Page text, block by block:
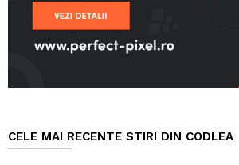
CELE MAI RECENTE STIRI DIN CODLEA